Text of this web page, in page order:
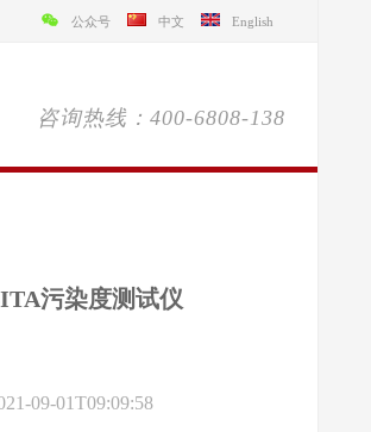
公众号 中文 English
咨询热线：400-6808-138
污染度测试仪
09-01T09:09:58